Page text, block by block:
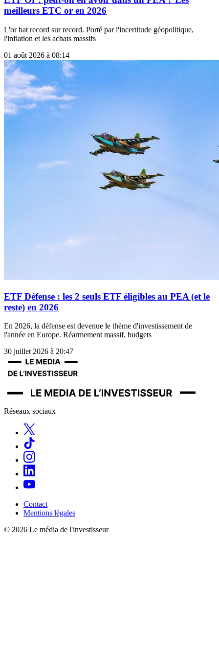
meilleurs ETC or en 2026
L'or bat record sur record. Porté par l'incertitude géopolitique,
l'inflation et les achats massifs
01 août 2026 à 08:14
ETF Défense : les 2 seuls ETF éligibles au PEA (et le
reste) en 2026
En 2026, la défense est devenue le thème d'investissement de
l'année en Europe. Réarmement massif, budgets
30 juillet 2026 à 20:47
Réseaux sociaux
Contact
Mentions légales
© 2026 Le média de l'investisseur